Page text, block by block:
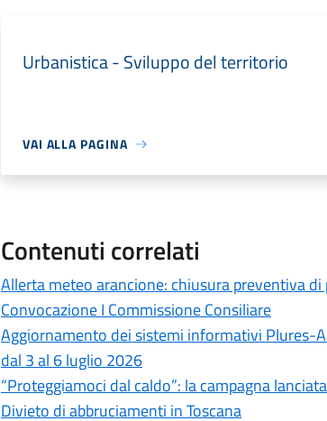
Urbanistica - Sviluppo del territorio
VAI ALLA PAGINA
Contenuti correlati
Allerta meteo arancione: chiusura preventiva
Convocazione I Commissione Consiliare
Aggiornamento dei sistemi informativi Plures-
dal 3 al 6 luglio 2026
“Proteggiamoci dal caldo”: la campagna
Divieto di abbruciamenti in Toscana